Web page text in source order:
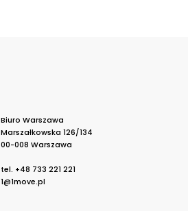
Biuro Warszawa
Marszałkowska 126/134
00-008 Warszawa
tel. +48 733 221 221
1@1move.pl